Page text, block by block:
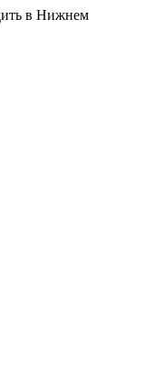
в Нижнем